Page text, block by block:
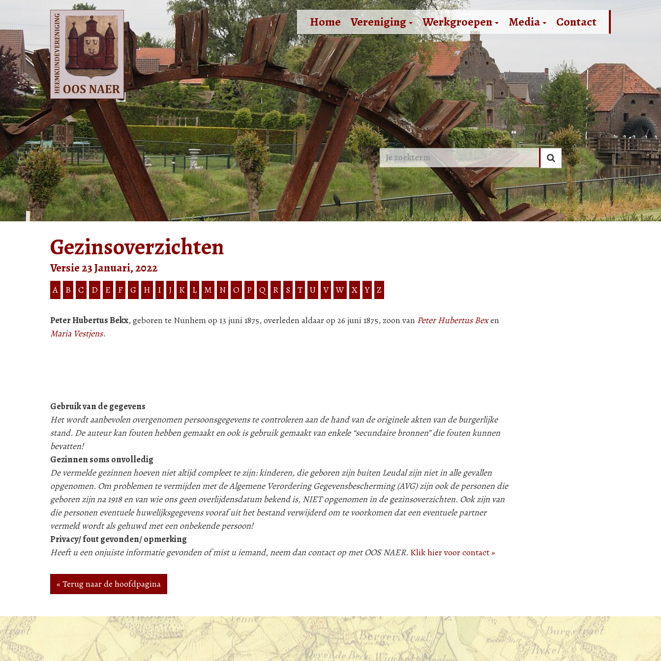
Home Vereniging Werkgroepen Media Contact
Gezinsoverzichten
Versie 23 Januari, 2022
A B C D E F G H I J K L M N O P Q R S T U V W X Y Z
Peter Hubertus Bekx, geboren te Nunhem op 13 juni 1875, overleden aldaar op 26 juni 1875, zoon van Peter Hubertus Bexen
Maria Vestjens.
Gebruik van de gegevens
Het wordt aanbevolen overgenomen persoonsgegevens te controleren aan de hand van de originele akten van de burgerlijke
stand. De auteur kan fouten hebben gemaakt en ook is gebruik gemaakt van enkele “secundaire bronnen” die fouten kunnen
bevatten!
Gezinnen soms onvolledig
De vermelde gezinnen hoeven niet altijd compleet te zijn: kinderen, die geboren zijn buiten Leudal zijn niet in alle gevallen
opgenomen. Om problemen te vermijden met de Algemene Verordering Gegevensbescherming (AVG) zijn ook de personen die
geboren zijn na 1918 en van wie ons geen overlijdensdatum bekend is, NIET opgenomen in de gezinsoverzichten. Ook zijn van
die personen eventuele huwelijksgegevens vooraf uit het bestand verwijderd om te voorkomen dat een eventuele partner
vermeld wordt als gehuwd met een onbekende persoon!
Privacy/ fout gevonden/ opmerking
Heeft u een onjuiste informatie gevonden of mist u iemand, neem dan contact op met OOS NAER. Klik hier voor contact »
« Terug naar de hoofdpagina